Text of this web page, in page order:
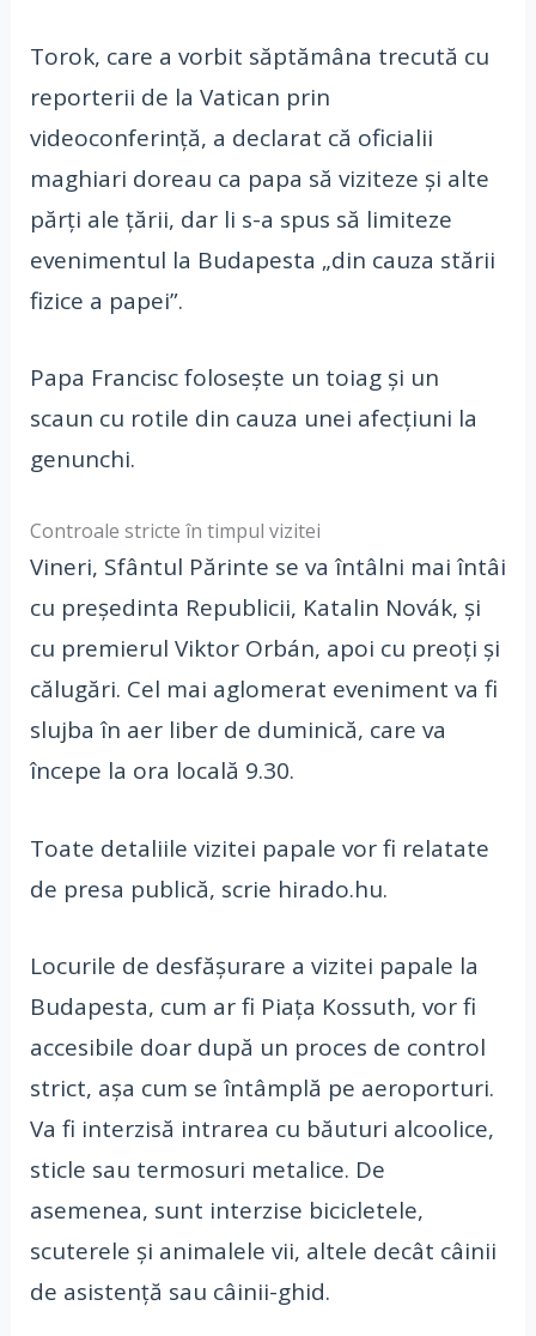
Torok, care a vorbit săptămâna trecută cu
reporterii de la Vatican prin
videoconferinţă, a declarat că oficialii
maghiari doreau ca papa să viziteze şi alte
părţi ale ţării, dar li s-a spus să limiteze
evenimentul la Budapesta „din cauza stării
fizice a papei”.
Papa Francisc foloseşte un toiag şi un
scaun cu rotile din cauza unei afecţiuni la
genunchi.
Controale stricte în timpul vizitei
Vineri, Sfântul Părinte se va întâlni mai întâi
cu preşedinta Republicii, Katalin Novák, şi
cu premierul Viktor Orbán, apoi cu preoţi şi
călugări. Cel mai aglomerat eveniment va fi
slujba în aer liber de duminică, care va
începe la ora locală 9.30.
Toate detaliile vizitei papale vor fi relatate
de presa publică, scrie hirado.hu.
Locurile de desfăşurare a vizitei papale la
Budapesta, cum ar fi Piaţa Kossuth, vor fi
accesibile doar după un proces de control
strict, aşa cum se întâmplă pe aeroporturi.
Va fi interzisă intrarea cu băuturi alcoolice,
sticle sau termosuri metalice. De
asemenea, sunt interzise bicicletele,
scuterele şi animalele vii, altele decât câinii
de asistenţă sau câinii-ghid.